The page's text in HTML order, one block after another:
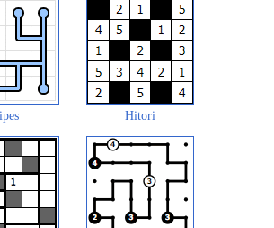
Hitori